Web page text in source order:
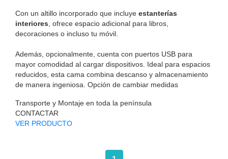
Con un altillo incorporado que incluye estanterías
interiores , ofrece espacio adicional para libros,
decoraciones o incluso tu móvil.
Además, opcionalmente, cuenta con puertos USB para
mayor comodidad al cargar dispositivos. Ideal para espacios
reducidos, esta cama combina descanso y almacenamiento
de manera ingeniosa. Opción de cambiar medidas
Transporte y Montaje en toda la península
CONTACTAR
VER PRODUCTO